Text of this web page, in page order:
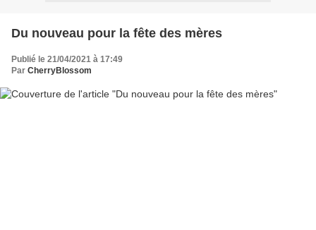
Du nouveau pour la fête des mères
Publié le 21/04/2021 à 17:49
Par CherryBlossom